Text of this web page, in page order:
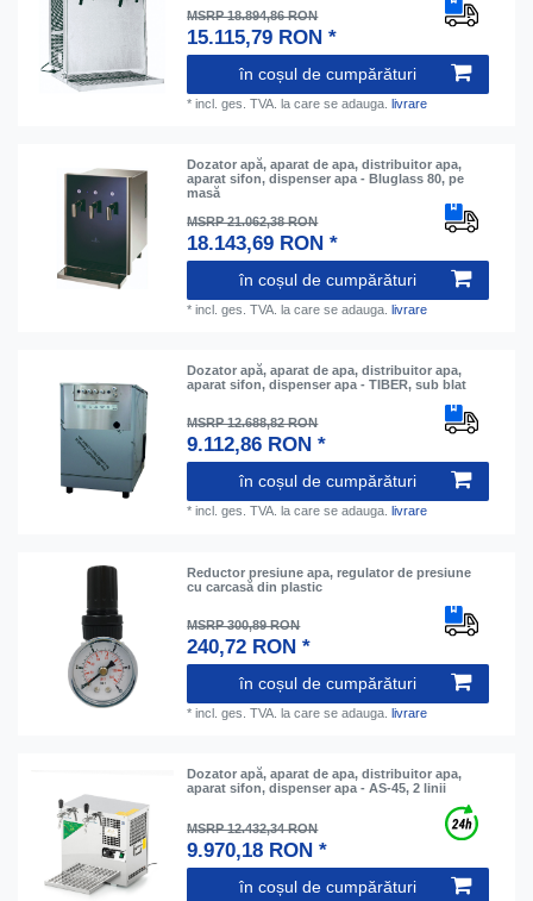
MSRP 18.894,86 RON
15.115,79 RON *
în coșul de cumpărături
*incl. ges. TVA. la care se adauga.livrare
Dozator apă, aparat de apa, distribuitor apa,
aparat sifon, dispenser apa - Bluglass 80, pe
masă
MSRP 21.062,38 RON
18.143,69 RON *
în coșul de cumpărături
*incl. ges. TVA. la care se adauga.livrare
Dozator apă, aparat de apa, distribuitor apa,
aparat sifon, dispenser apa - TIBER, sub blat
MSRP 12.688,82 RON
9.112,86 RON *
în coșul de cumpărături
*incl. ges. TVA. la care se adauga. livrare
Reductor presiune apa, regulator de presiune
cu carcasă din plastic
MSRP 300,89 RON
240,72 RON *
în coșul de cumpărături
*incl. ges. TVA. la care se adauga.livrare
Dozator apă, aparat de apa, distribuitor apa,
aparat sifon, dispenser apa - AS-45, 2 linii
MSRP 12.432,34 RON
9.970,18 RON *
în coșul de cumpărături